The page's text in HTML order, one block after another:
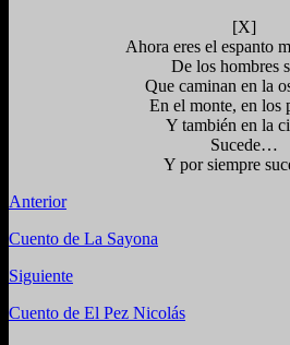
[X]
Ahora eres el espanto
De los hombres
Que caminan en la
En el monte, en los
Y también en la
Sucede…
Y por siempre
Anterior
Cuento de La Sayona
Siguiente
Cuento de El Pez Nicolás